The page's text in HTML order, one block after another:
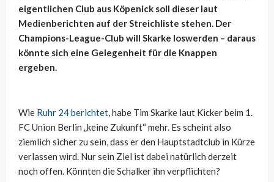
eigentlichen Club aus Köpenick soll dieser laut
Medienberichten auf der Streichliste stehen. Der
Champions-League-Club will Skarke loswerden – daraus
könnte sich eine Gelegenheit für die Knappen
ergeben.
Wie Ruhr 24 berichtet , habe Tim Skarke laut Kicker beim 1.
FC Union Berlin „keine Zukunft“ mehr. Es scheint also
ziemlich sicher zu sein, dass er den Hauptstadtclub in Kürze
verlassen wird. Nur sein Ziel ist dabei natürlich derzeit
noch offen. Könnten die Schalker ihn verpflichten?